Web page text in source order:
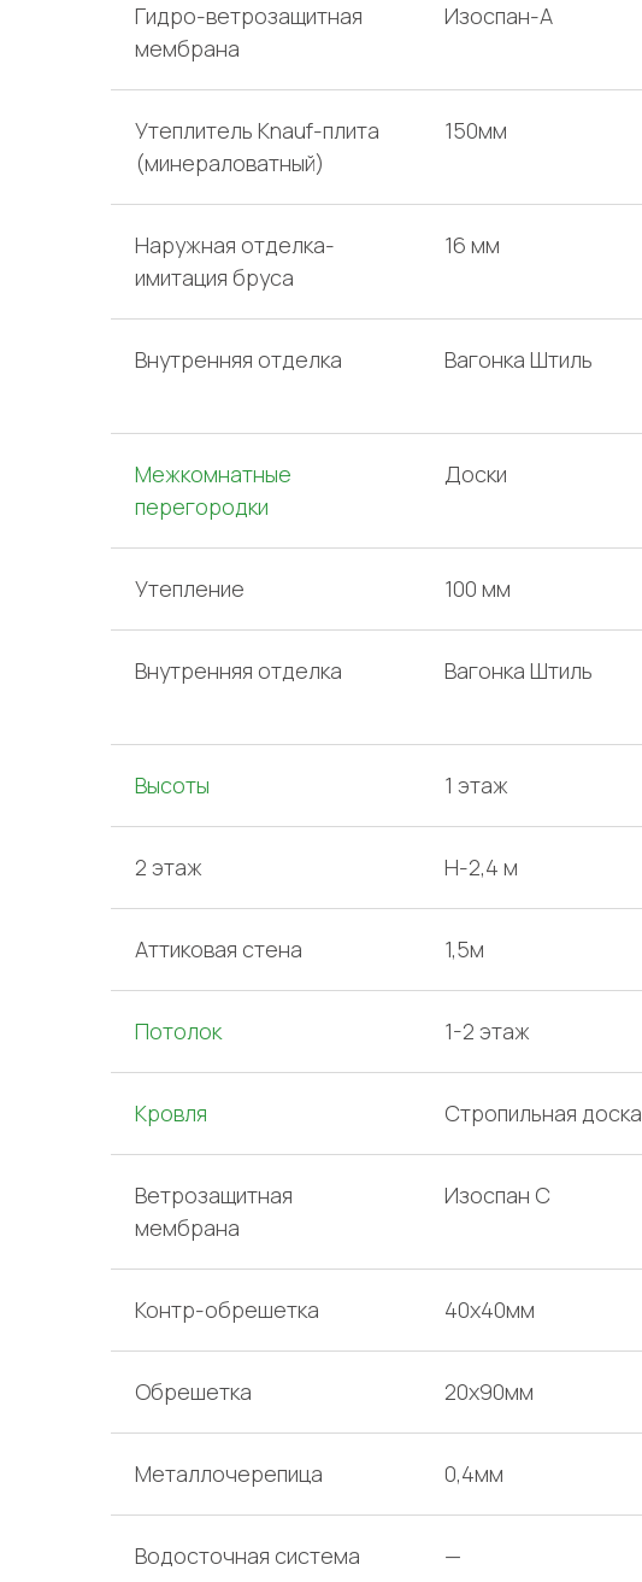
Гидро-ветрозащитная
мембрана
Изоспан-A
Утеплитель Knauf-плита
(минераловатный)
150мм
Наружная отделка-
имитация бруса
16 мм
Внутренняя отделка Вагонка Штиль
Межкомнатные
перегородки
Доски
Утепление 100 мм
Внутренняя отделка Вагонка Штиль
Высоты 1 этаж
2 этаж H-2,4 м
Аттиковая стена 1,5м
Потолок 1-2 этаж
Кровля Стропильная доска
Ветрозащитная
мембрана
Изоспан С
Контр-обрешетка 40х40мм
Обрешетка 20х90мм
Металлочерепица 0,4мм
Водосточная система —